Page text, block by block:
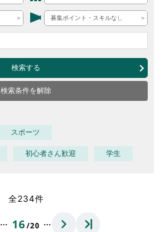
募集ポイント・スキルなし
検索する
検索条件を解除
スポーツ
初心者さん歓迎 学生
全234件
… 16/20 …